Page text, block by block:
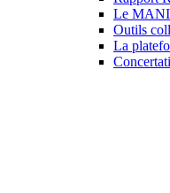
Le
Outils
La